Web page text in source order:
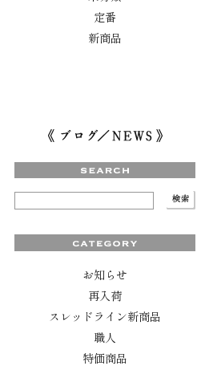
定番
新商品
お知らせ
再入荷
スレッドライン新商品
職人
特価商品